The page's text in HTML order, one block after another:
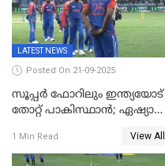
LATEST NEWS
Posted On 21-09-2025
സൂപ്പർ ഫോറിലും ഇന്ത്യയോട്
തോറ്റ് പാകിസ്ഥാൻ; ഏഷ്യാ
ഇന്ത്യ, അഭിഷേക് ശർമ്മയ്ക്ക്
അർദ്ധ സെഞ്ച്വറി
1 Min Read View All